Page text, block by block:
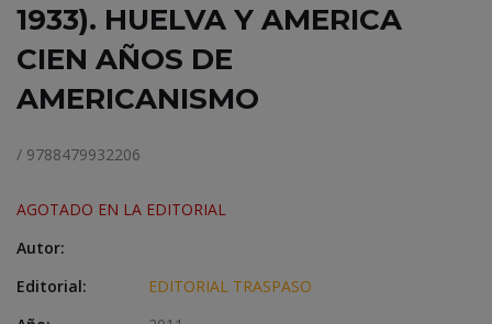
1933). HUELVA Y AMERICA
CIEN AÑOS DE
AMERICANISMO
/ 9788479932206
AGOTADO EN LA EDITORIAL
Autor:
Editorial:
EDITORIAL TRASPASO